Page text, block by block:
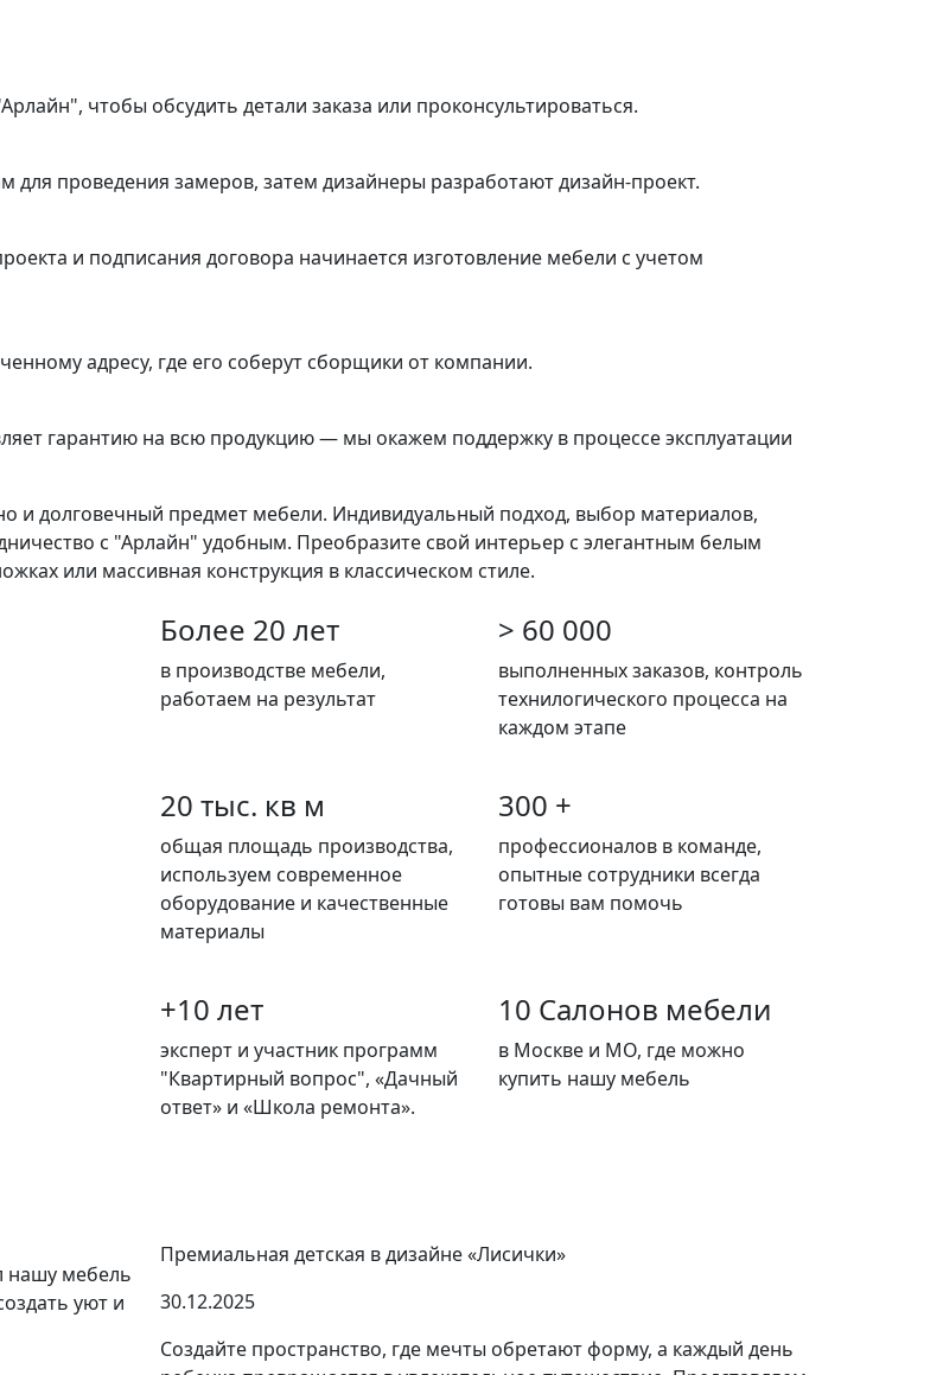
чтобы обсудить детали заказа или проконсультироваться.
для проведения замеров, затем дизайнеры разработают дизайн-проект.
и подписания договора начинается изготовление мебели с учетом
адресу, где его соберут сборщики от компании.
гарантию на всю продукцию — мы окажем поддержку в процессе эксплуатации
и долговечный предмет мебели. Индивидуальный подход, выбор материалов,
с "Арлайн" удобным. Преобразите свой интерьер с элегантным белым
или массивная конструкция в классическом стиле.
Более 20 лет
в производстве мебели,
работаем на результат
> 60 000
выполненных заказов, контроль
технилогического процесса на
каждом этапе
20 тыс. кв м
общая площадь производства,
используем современное
оборудование и качественные
материалы
300 +
профессионалов в команде,
опытные сотрудники всегда
готовы вам помочь
+10 лет
эксперт и участник программ
"Квартирный вопрос", «Дачный
ответ» и «Школа ремонта».
10 Салонов мебели
в Москве и МО, где можно
купить нашу мебель
нашу мебель
уют и
Премиальная детская в дизайне «Лисички»
30.12.2025
Создайте пространство, где мечты обретают форму, а каждый день